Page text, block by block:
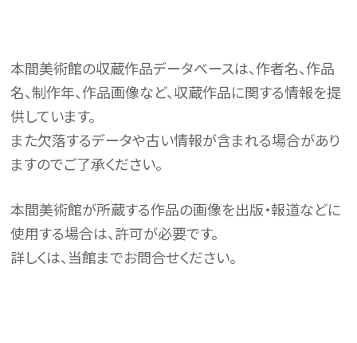
本間美術館の収蔵作品データベースは、作者名、作品
名、制作年、作品画像など、収蔵作品に関する情報を提
供しています。
また欠落するデータや古い情報が含まれる場合があり
ますのでご了承ください。
本間美術館が所蔵する作品の画像を出版・報道などに
使用する場合は、許可が必要です。
詳しくは、当館までお問合せください。